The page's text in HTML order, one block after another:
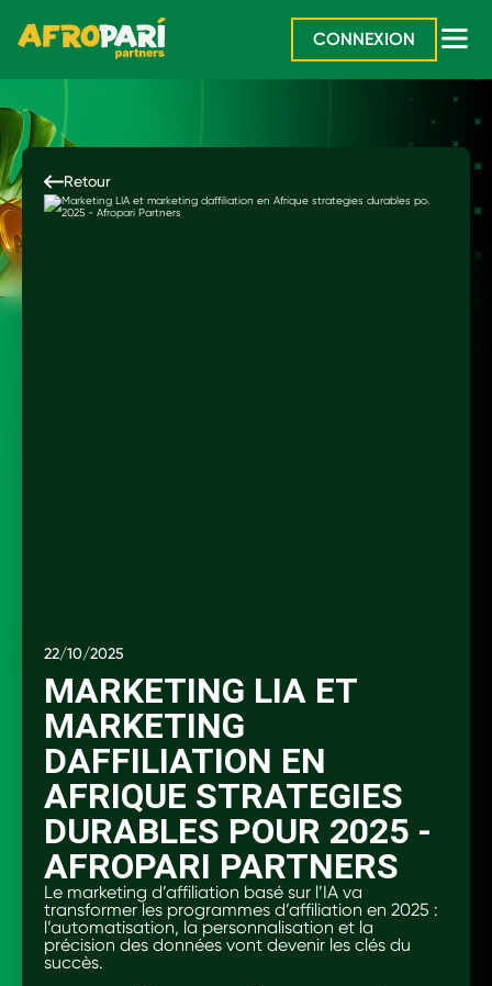
CONNEXION
Retour
22/10/2025
MARKETING LIA ET
MARKETING
DAFFILIATION EN
AFRIQUE STRATEGIES
DURABLES POUR 2025 -
AFROPARI PARTNERS
Le marketing d’affiliation basé sur l’IA va
transformer les programmes d’affiliation en 2025 :
l’automatisation, la personnalisation et la
précision des données vont devenir les clés du
succès.